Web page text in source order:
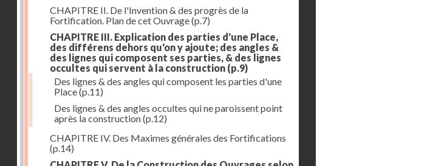
CHAPITRE II. De l'Invention & des progrès de la
Fortification. Plan de cet Ouvrage(p.7)
CHAPITRE III. Explication des parties d'une Place,
des différens dehors qu'on y ajoute; des angles &
des lignes qui composent ses parties, & des lignes
occultes qui servent à la construction (p.9)
Des lignes & des angles qui composent les parties d'une
Place(p.11)
Des lignes & des angles occultes qui ne paroissent point
après la construction(p.12)
CHAPITRE IV. Des Maximes générales des Fortifications
(p.14)